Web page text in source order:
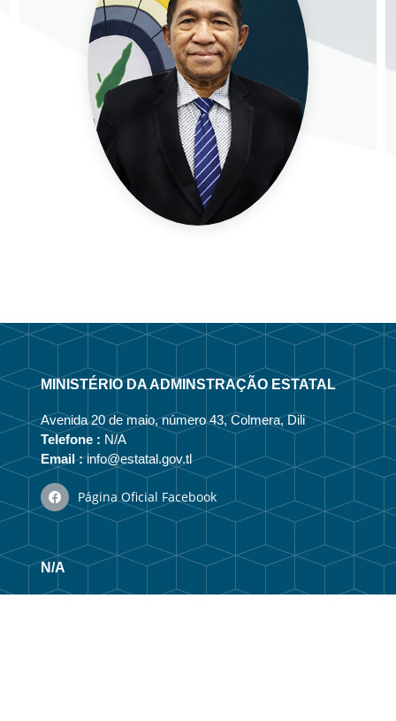
MINISTÉRIO DA ADMINSTRAÇÃO ESTATAL
Avenida 20 de maio, número 43, Colmera, Dili
Telefone : N/A
Email :info@estatal.gov.tl
Página Oficial Facebook
N/A